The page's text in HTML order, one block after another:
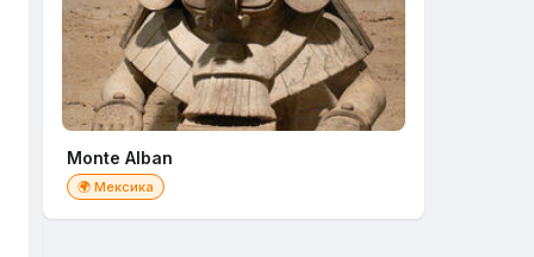
Monte Alban
🌍 Мексика